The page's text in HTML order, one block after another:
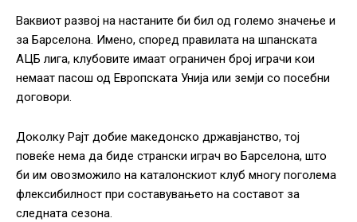
Ваквиот развој на настаните би бил од големо значење и
за Барселона. Имено, според правилата на шпанската
АЦБ лига, клубовите имаат ограничен број играчи кои
немаат пасош од Европската Унија или земји со посебни
договори.
Доколку Рајт добие македонско државјанство, тој
повеќе нема да биде странски играч во Барселона, што
би им овозможило на каталонскиот клуб многу поголема
флексибилност при составувањето на составот за
следната сезона.